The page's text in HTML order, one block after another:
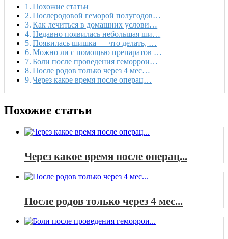
Похожие статьи
Послеродовой геморой полугодов…
Как лечиться в домашних услови…
Недавно появилась небольшая ши…
Появилась шишка — что делать, …
Можно ли с помощью препаратов …
Боли после проведения геморрои…
После родов только через 4 мес…
Через какое время после операц…
Похожие статьи
Через какое время после операц...
После родов только через 4 мес...